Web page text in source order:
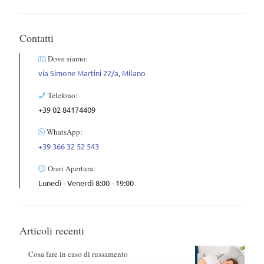
Contatti
Dove siamo:
via Simone Martini 22/a, Milano
Telefono:
+39 02 84174409
WhatsApp:
+39 366 32 52 543
Orari Apertura:
Lunedì - Venerdì 8:00 - 19:00
Articoli recenti
Cosa fare in caso di russamento